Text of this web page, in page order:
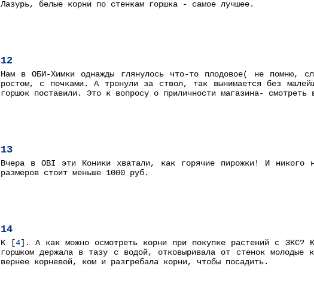
Лазурь, белые корни по стенкам горшка - самое лучшее.
12
Нам в ОБИ-Химки однажды глянулось что-то плодовое( не помню,
ростом, с почками. А тронули за ствол, так вынимается без
горшок поставили. Это к вопросу о приличности магазина-
13
Вчера в OBI эти Коники хватали, как горячие пирожки! И никого
размеров стоит меньше 1000 руб.
14
К [4]. А как можно осмотреть корни при покупке растений с ЗКС?
горшком держала в тазу с водой, отковыривала от стенок
вернее корневой, ком и разгребала корни, чтобы посадить.